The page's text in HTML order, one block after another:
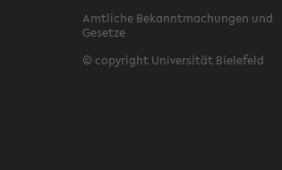
Amtliche Bekanntmachungen und
Gesetze
© copyright Universität Bielefeld